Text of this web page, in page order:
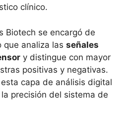
clínico.
Biotech se encargó de
que analiza las señales
y distingue con mayor
positivas y negativas.
capa de análisis digital
precisión del sistema de